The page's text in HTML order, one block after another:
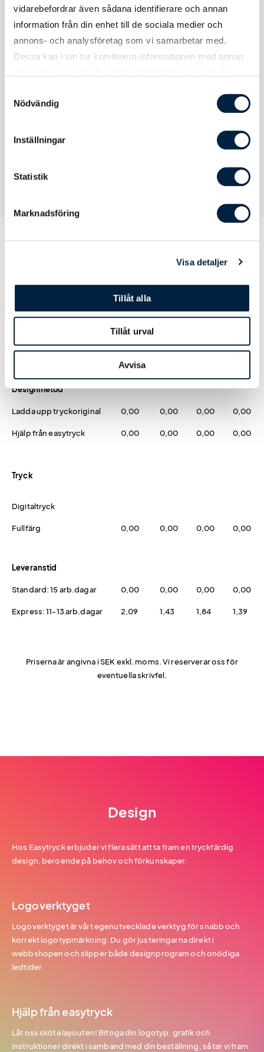
vidarebefordrar även sådana identifierare och annan
information från din enhet till de sociala medier och
annons- och analysföretag som vi samarbetar med.
Dessa kan i sin tur kombinera informationen med annan
Nödvändig
Inställningar
Statistik
Marknadsföring
Visa detaljer
Tillåt alla
Tillåt urval
Avvisa
120
Pris kr / st 10,50 7,15 5,75 5,35
Designmetod
Ladda upp tryckoriginal 0,00 0,00 0,00 0,00
Hjälp från easytryck 0,00 0,00 0,00 0,00
Tryck
Digitaltryck
Fullfärg 0,00 0,00 0,00 0,00
Leveranstid
Standard: 15 arb.dagar 0,00 0,00 0,00 0,00
Express: 11-13 arb.dagar 2,09 1,43 1,84 1,39
Priserna är angivna i SEK exkl. moms. Vi reserverar oss för
eventuella skrivfel.
Design
Hos Easytryck erbjuder vi flera sätt att ta fram en tryckfärdig
design, beroende på behov och förkunskaper.
Logoverktyget
Logoverktyget är vårt egenutvecklade verktyg för snabb och
korrekt logotypmärkning. Du gör justeringarna direkt i
webbshopen och slipper både designprogram och onödiga
ledtider.
Hjälp från easytryck
Låt oss sköta layouten! Bifoga din logotyp, grafik och
instruktioner direkt i samband med din beställning, så tar vi fram